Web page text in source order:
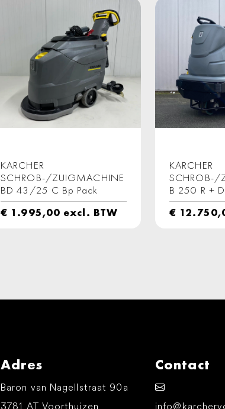
KARCHER
SCHROB-/ZUIGMACHINE
BD 43/25 C Bp Pack
€ 1.995,00 excl. BTW
KARCHER
SCHROB-/
B 250 R +
€
Adres
Baron van Nagellstraat 90a
3781 AT Voorthuizen
Contact